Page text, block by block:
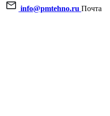
info@pmtehno.ru Почта